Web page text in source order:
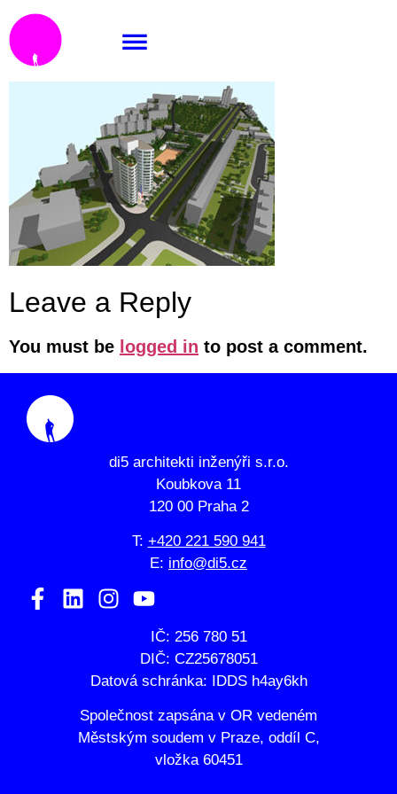
a_pe_nh1_hl
Leave a Reply
You must be logged in to post a comment.
di5 architekti inženýři s.r.o.
Koubkova 11
120 00 Praha 2
T: +420 221 590 941
E: info@di5.cz
IČ: 256 780 51
DIČ: CZ25678051
Datová schránka: IDDS h4ay6kh
Společnost zapsána v OR vedeném
Městským soudem v Praze, oddíl C,
vložka 60451